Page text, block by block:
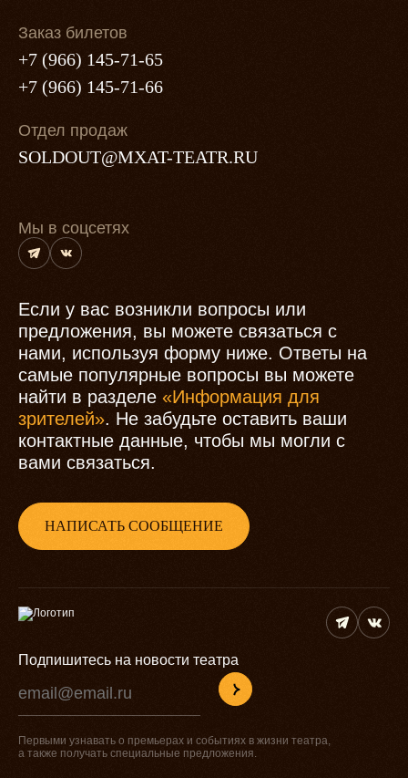
Заказ билетов
+7 (966) 145-71-65
+7 (966) 145-71-66
Отдел продаж
SOLDOUT@MXAT-TEATR.RU
Мы в соцсетях
Если у вас возникли вопросы или
предложения, вы можете связаться с
нами, используя форму ниже. Ответы на
самые популярные вопросы вы можете
найти в разделе «Информация для
зрителей». Не забудьте оставить ваши
контактные данные, чтобы мы могли с
вами связаться.
НАПИСАТЬ СООБЩЕНИЕ
Подпишитесь на новости театра
Первыми узнавать о премьерах и событиях в жизни театра,
а также получать специальные предложения.